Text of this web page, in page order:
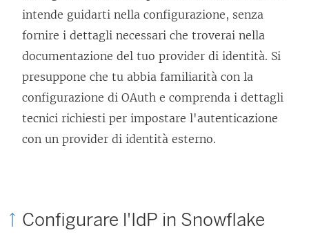
intende guidarti nella configurazione, senza
fornire i dettagli necessari che troverai nella
documentazione del tuo provider di identità. Si
presuppone che tu abbia familiarità con la
configurazione di OAuth e comprenda i dettagli
tecnici richiesti per impostare l'autenticazione
con un provider di identità esterno.
Configurare l'IdP in Snowflake